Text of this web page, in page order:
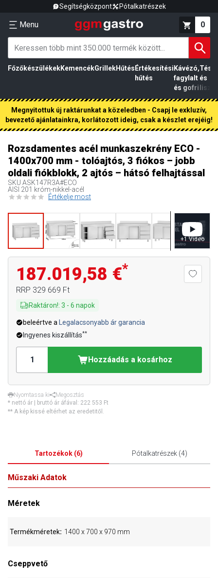
Segítségközpont Pótalkatrészek
Menu 0
FőzőkészülékekKemencékGrillekHűtés Értékesítési
hűtés
Kávézó,
fagylalt
és gofri
és
liszt
Megnyitottuk új raktárunkat a közeledben - Csapj le exkluzív,
bevezető ajánlatainkra, korlátozott ideig, csak a készlet erejéig!
Rozsdamentes acél munkaszekrény ECO -
1400x700 mm - tolóajtós, 3 fiókos – jobb
oldali fiókblokk, 2 ajtós – hátsó felhajtással
SKU ASK147R3A#ECO
AISI 201 króm-nikkel-acél
Értékelje most
+1 Video
187.019,58 €*
RRP 329 669 Ft
Raktáron!: 3 - 6 napok
beleértve a
Legalacsonyabb ár garancia
Ingyenes kiszállítás**
Hozzáadás a kosárhoz
Nyomtassa ki
Megosztás
* nettó ár | bruttó ár áfával: 222 553 Ft
** A kép kissé eltérhet az eredetitől.
Tartozékok(6) Pótalkatrészek (4)
Műszaki Adatok
Méretek
Termékméretek 1400 x 700 x 970 mm
Cseppvető